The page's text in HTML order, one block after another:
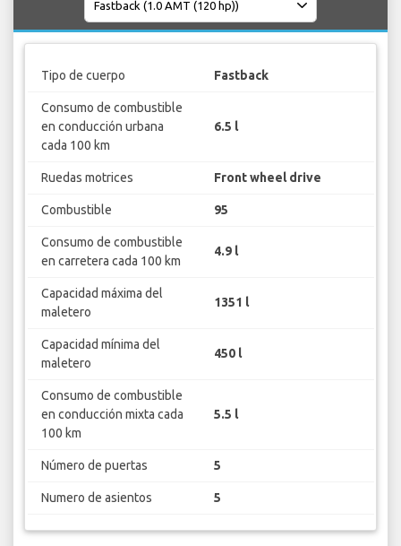
Tipo de cuerpo Fastback
Consumo de combustible
en conducción urbana
cada 100 km
6.5 l
Ruedas motrices Front wheel drive
Combustible 95
Consumo de combustible
en carretera cada 100 km
4.9 l
Capacidad máxima del
maletero
1351 l
Capacidad mínima del
maletero
450 l
Consumo de combustible
en conducción mixta cada
100 km
5.5 l
Número de puertas 5
Numero de asientos 5